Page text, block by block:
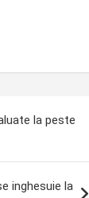
la peste
inghesuie la